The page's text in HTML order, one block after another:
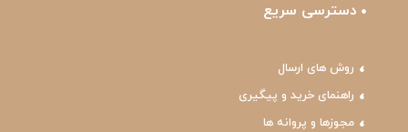
دسترسی سریع
روش های ارسال
راهنمای خرید و پیگیری
مجوزها و پروانه ها